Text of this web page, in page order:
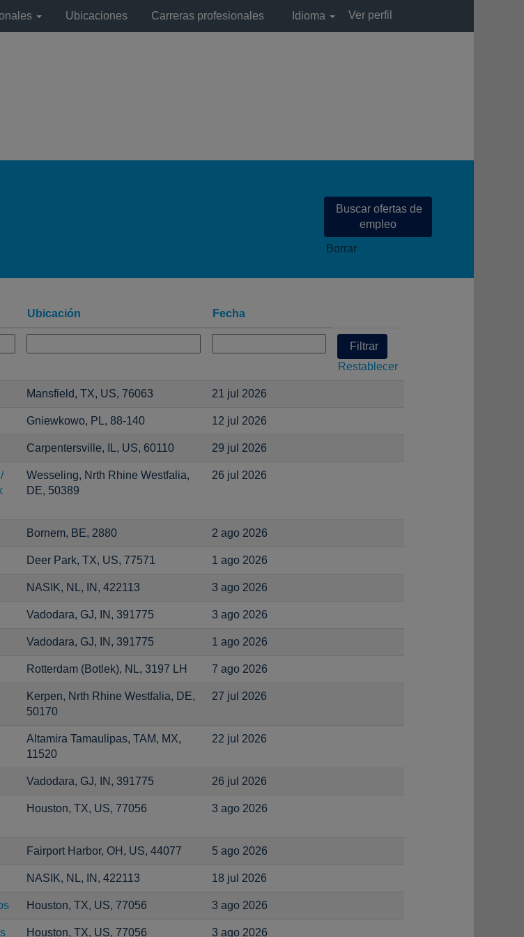
Ubicaciones Carreras profesionales Idioma Ver perfil
Borrar
Ubicación Fecha
Restablecer
Mansfield, TX, US, 76063 21 jul 2026
Gniewkowo, PL, 88-140 12 jul 2026
Carpentersville, IL, US, 60110 29 jul 2026
Wesseling, Nrth Rhine Westfalia,
DE, 50389
26 jul 2026
Bornem, BE, 2880 2 ago 2026
Deer Park, TX, US, 77571 1 ago 2026
NASIK, NL, IN, 422113 3 ago 2026
Vadodara, GJ, IN, 391775 3 ago 2026
Vadodara, GJ, IN, 391775 1 ago 2026
Rotterdam (Botlek), NL, 3197 LH 7 ago 2026
Kerpen, Nrth Rhine Westfalia, DE,
50170
27 jul 2026
Altamira Tamaulipas, TAM, MX,
11520
22 jul 2026
Vadodara, GJ, IN, 391775 26 jul 2026
Houston, TX, US, 77056 3 ago 2026
Fairport Harbor, OH, US, 44077 5 ago 2026
NASIK, NL, IN, 422113 18 jul 2026
Houston, TX, US, 77056 3 ago 2026
Houston, TX, US, 77056 3 ago 2026